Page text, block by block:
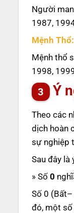
Người
1987,
Mệnh
Mệnh thổ
1998,
Ý
Theo các
dịch hoàn
sự nghiệp
Sau đây là
» Số 0
Số 0
đó, một số